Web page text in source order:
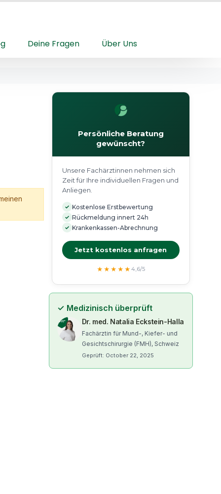
Deine Fragen Über Uns
Persönliche Beratung
gewünscht?
Unsere Fachärztinnen nehmen sich
Zeit für Ihre individuellen Fragen und
Anliegen.
✓ Kostenlose Erstbewertung
✓ Rückmeldung innert 24h
✓ Krankenkassen-Abrechnung
Jetzt kostenlos anfragen
★★★★★ 4,6/5
✓ Medizinisch überprüft
Dr. med. Natalia Eckstein-Halla
Fachärztin für Mund-, Kiefer- und
Gesichtschirurgie (FMH), Schweiz
Geprüft: October 22, 2025